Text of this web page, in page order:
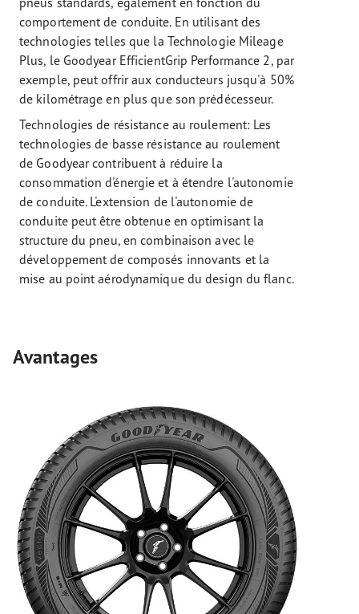
comportement de conduite. En utilisant des
technologies telles que la Technologie Mileage
Plus, le Goodyear EfficientGrip Performance 2, par
exemple, peut offrir aux conducteurs jusqu'à 50%
de kilométrage en plus que son prédécesseur.
Technologies de résistance au roulement: Les
technologies de basse résistance au roulement
de Goodyear contribuent à réduire la
consommation d'énergie et à étendre l'autonomie
de conduite. L'extension de l'autonomie de
conduite peut être obtenue en optimisant la
structure du pneu, en combinaison avec le
développement de composés innovants et la
mise au point aérodynamique du design du flanc.
Avantages